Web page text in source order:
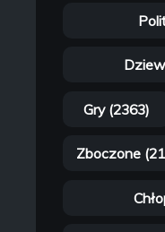
Gry (2363)
Zboczone